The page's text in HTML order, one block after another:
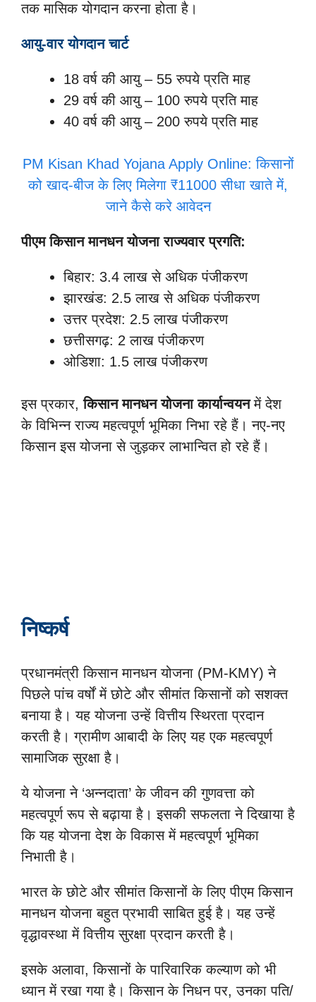
तक मासिक योगदान करना होता है।
आयु-वार योगदान चार्ट
18 वर्ष की आयु – 55 रुपये प्रति माह
29 वर्ष की आयु – 100 रुपये प्रति माह
40 वर्ष की आयु – 200 रुपये प्रति माह
PM Kisan Khad Yojana Apply Online: किसानों
को खाद-बीज के लिए मिलेगा ₹11000 सीधा खाते में,
जाने कैसे करे आवेदन
पीएम किसान मानधन योजना राज्यवार प्रगति:
बिहार: 3.4 लाख से अधिक पंजीकरण
झारखंड: 2.5 लाख से अधिक पंजीकरण
उत्तर प्रदेश: 2.5 लाख पंजीकरण
छत्तीसगढ़: 2 लाख पंजीकरण
ओडिशा: 1.5 लाख पंजीकरण
इस प्रकार,किसान मानधन योजना कार्यान्वयनमें देश
के विभिन्न राज्य महत्वपूर्ण भूमिका निभा रहे हैं। नए-नए
किसान इस योजना से जुड़कर लाभान्वित हो रहे हैं।
निष्कर्ष
प्रधानमंत्री किसान मानधन योजना (PM-KMY) ने
पिछले पांच वर्षों में छोटे और सीमांत किसानों को सशक्त
बनाया है। यह योजना उन्हें वित्तीय स्थिरता प्रदान
करती है। ग्रामीण आबादी के लिए यह एक महत्वपूर्ण
सामाजिक सुरक्षा है।
ये योजना ने ‘अन्नदाता’ के जीवन की गुणवत्ता को
महत्वपूर्ण रूप से बढ़ाया है। इसकी सफलता ने दिखाया है
कि यह योजना देश के विकास में महत्वपूर्ण भूमिका
निभाती है।
भारत के छोटे और सीमांत किसानों के लिए पीएम किसान
मानधन योजना बहुत प्रभावी साबित हुई है। यह उन्हें
वृद्धावस्था में वित्तीय सुरक्षा प्रदान करती है।
इसके अलावा, किसानों के पारिवारिक कल्याण को भी
ध्यान में रखा गया है। किसान के निधन पर, उनका पति/